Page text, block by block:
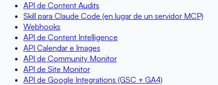
API de Content Audits
Skill para Claude Code (en lugar de un servidor MCP)
Webhooks
API de Content Intelligence
API Calendar e Images
API de Community Monitor
API de Site Monitor
API de Google Integrations (GSC + GA4)